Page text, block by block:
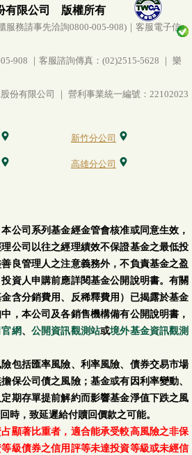
有限公司 版權所有
服務請事先洽詢0800-005-908)｜客服電子信
908 ｜客服諮詢傳真：(02)2515-5628 ｜ 樂
份有限公司 ｜ 營利事業統一編號：22102023
新竹分公司
高雄分公司
公司系列基金經金管會核准或同意生效，
公司以往之經理績效不保證基金之最低投
良管理人之注意義務外，不負責基金之盈
資人申購前應詳閱基金公開說明書。有關
含分銷費用、反稀釋費用）已揭露於基金
，本公司及各銷售機構備有公開說明書，
網、 公開資訊觀測站或境外基金資訊觀測
包括匯率風險、利率風險、債券交易市場
保公司債之風險；基金或有因利率變動、
期存單提前解約而影響基金淨值下跌之風
時，致延遲給付贖回價款之可能。
顯著比重者，適合能承受較高風險之非保
級債券之信用評等未達投資等級或未經信